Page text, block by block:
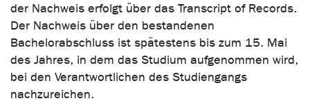
der Nachweis erfolgt über das Transcript of Records.
Der Nachweis über den bestandenen
Bachelorabschluss ist spätestens bis zum 15. Mai
des Jahres, in dem das Studium aufgenommen wird,
bei den Verantwortlichen des Studiengangs
nachzureichen.